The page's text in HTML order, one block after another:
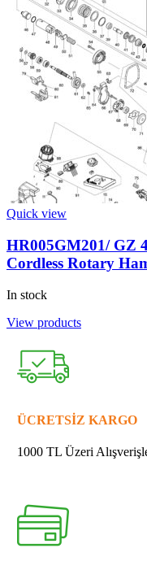
Quick view
HR005GM201/ GZ
Cordless Rotary
In stock
View products
ÜCRETSİZ KARGO
1000 TL Üzeri